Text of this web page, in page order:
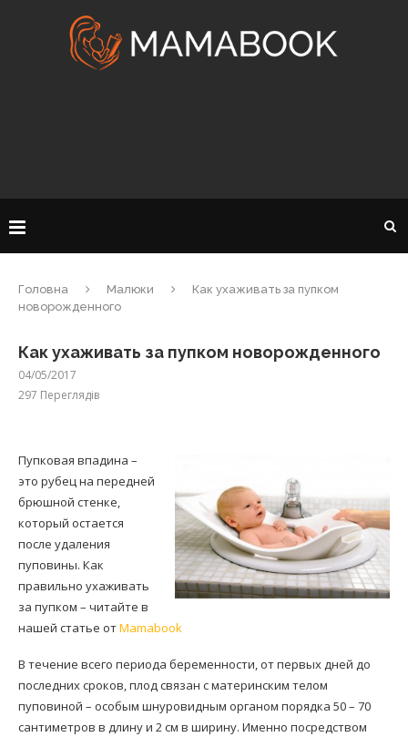
Головна Малюки
Как ухаживать за пупком
новорожденного
Как ухаживать за пупком новорожденного
04/05/2017
297 Переглядів
Пупковая впадина –
это рубец на передней
брюшной стенке,
который остается
после удаления
пуповины. Как
правильно ухаживать
за пупком – читайте в
нашей статье отMamabook
В течение всего периода беременности, от первых дней до
последних сроков, плод связан с материнским телом
пуповиной – особым шнуровидным органом порядка 50 – 70
сантиметров в длину и 2 см в ширину. Именно посредством